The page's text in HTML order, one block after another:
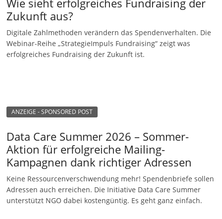
Wie sieht erfolgreiches Fundraising der
Zukunft aus?
Digitale Zahlmethoden verändern das Spendenverhalten. Die
Webinar-Reihe „StrategieImpuls Fundraising“ zeigt was
erfolgreiches Fundraising der Zukunft ist.
ANZEIGE - SPONSORED POST
Data Care Summer 2026 – Sommer-
Aktion für erfolgreiche Mailing-
Kampagnen dank richtiger Adressen
Keine Ressourcenverschwendung mehr! Spendenbriefe sollen
Adressen auch erreichen. Die Initiative Data Care Summer
unterstützt NGO dabei kostengüntig. Es geht ganz einfach.